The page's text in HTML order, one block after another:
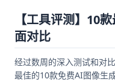
【工具评测】10
面对比
经过数周的深入测试和对
最佳的10款免费AI图像生